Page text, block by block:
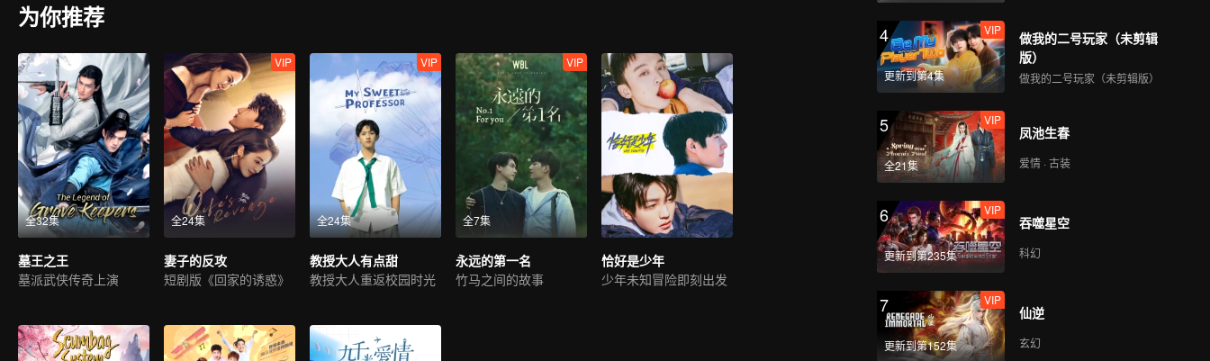
为你推荐
全32集
墓王之王
墓派武侠传奇上演
全24集
VIP
妻子的反攻
短剧版《回家的诱惑》
全24集
VIP
教授大人有点甜
教授大人重返校园时光
全7集
VIP
永远的第一名
竹马之间的故事
恰好是少年
少年未知冒险即刻出发
4
更新到第4集
VIP
做我的二号玩家（未剪辑
版）
做我的二号玩家（未剪辑版）
5
全21集
VIP
凤池生春
爱情 · 古装
6
更新到第235集
VIP
吞噬星空
科幻
7
更新到第152集
VIP
仙逆
玄幻